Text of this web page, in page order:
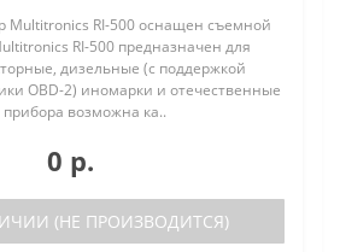
Multitronics RI-500 оснащен съемной
RI-500 предназначен для
дизельные (с поддержкой
OBD-2) иномарки и отечественные
возможна ка..
0 р.
(НЕ ПРОИЗВОДИТСЯ)